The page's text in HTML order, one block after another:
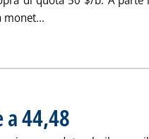
monet...
a 44,48